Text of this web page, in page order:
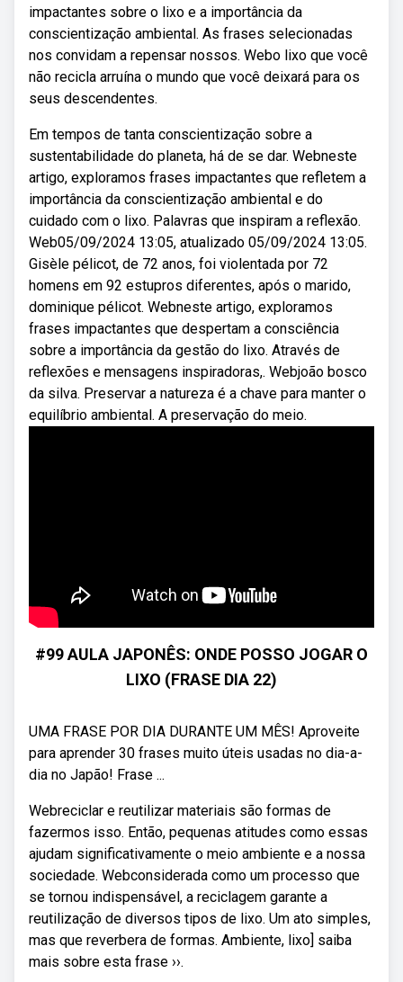
impactantes sobre o lixo e a importância da
conscientização ambiental. As frases selecionadas
nos convidam a repensar nossos. Webo lixo que você
não recicla arruína o mundo que você deixará para os
seus descendentes.
Em tempos de tanta conscientização sobre a
sustentabilidade do planeta, há de se dar. Webneste
artigo, exploramos frases impactantes que refletem a
importância da conscientização ambiental e do
cuidado com o lixo. Palavras que inspiram a reflexão.
Web05/09/2024 13:05, atualizado 05/09/2024 13:05.
Gisèle pélicot, de 72 anos, foi violentada por 72
homens em 92 estupros diferentes, após o marido,
dominique pélicot. Webneste artigo, exploramos
frases impactantes que despertam a consciência
sobre a importância da gestão do lixo. Através de
reflexões e mensagens inspiradoras,. Webjoão bosco
da silva. Preservar a natureza é a chave para manter o
equilíbrio ambiental. A preservação do meio.
#99 AULA JAPONÊS: ONDE POSSO JOGAR O
LIXO (FRASE DIA 22)
UMA FRASE POR DIA DURANTE UM MÊS! Aproveite
para aprender 30 frases muito úteis usadas no dia-a-
dia no Japão! Frase ...
Webreciclar e reutilizar materiais são formas de
fazermos isso. Então, pequenas atitudes como essas
ajudam significativamente o meio ambiente e a nossa
sociedade. Webconsiderada como um processo que
se tornou indispensável, a reciclagem garante a
reutilização de diversos tipos de lixo. Um ato simples,
mas que reverbera de formas. Ambiente, lixo] saiba
mais sobre esta frase ››.